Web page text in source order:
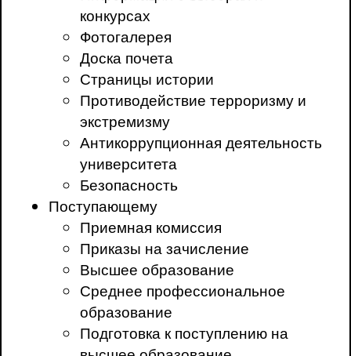
конкурсах
Фотогалерея
Доска почета
Страницы истории
Противодействие терроризму и
экстремизму
Антикоррупционная деятельность
университета
Безопасность
Поступающему
Приемная комиссия
Приказы на зачисление
Высшее образование
Среднее профессиональное
образование
Подготовка к поступлению на